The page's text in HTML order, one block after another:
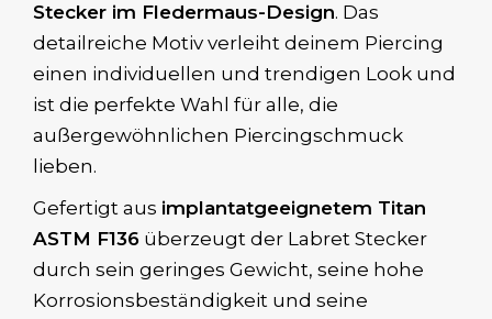
Stecker im Fledermaus-Design. Das
detailreiche Motiv verleiht deinem Piercing
einen individuellen und trendigen Look und
ist die perfekte Wahl für alle, die
außergewöhnlichen Piercingschmuck
lieben.
Gefertigt aus implantatgeeignetem Titan
ASTM F136 überzeugt der Labret Stecker
durch sein geringes Gewicht, seine hohe
Korrosionsbeständigkeit und seine